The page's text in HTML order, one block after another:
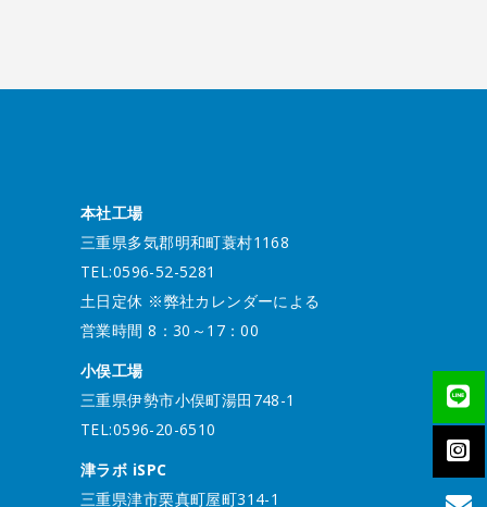
本社工場
三重県多気郡明和町蓑村1168
TEL:0596-52-5281
土日定休 ※弊社カレンダーによる
営業時間 8：30～17：00
小俣工場
三重県伊勢市小俣町湯田748-1
TEL:0596-20-6510
津ラボ iSPC
三重県津市栗真町屋町314-1